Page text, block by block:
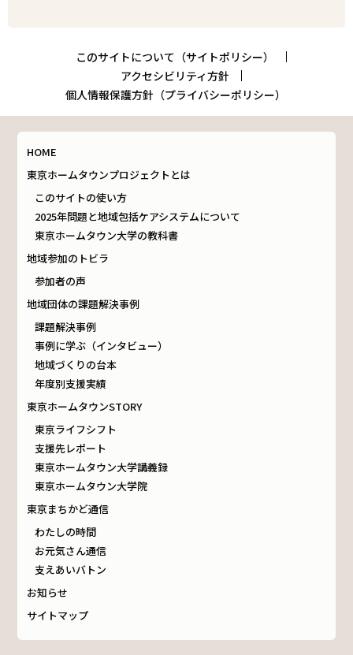
このサイトについて（サイトポリシー）
アクセシビリティ方針
個人情報保護方針（プライバシーポリシー）
HOME
東京ホームタウンプロジェクトとは
このサイトの使い方
2025年問題と地域包括ケアシステムについて
東京ホームタウン大学の教科書
地域参加のトビラ
参加者の声
地域団体の課題解決事例
課題解決事例
事例に学ぶ（インタビュー）
地域づくりの台本
年度別支援実績
東京ホームタウンSTORY
東京ライフシフト
支援先レポート
東京ホームタウン大学講義録
東京ホームタウン大学院
東京まちかど通信
わたしの時間
お元気さん通信
支えあいバトン
お知らせ
サイトマップ